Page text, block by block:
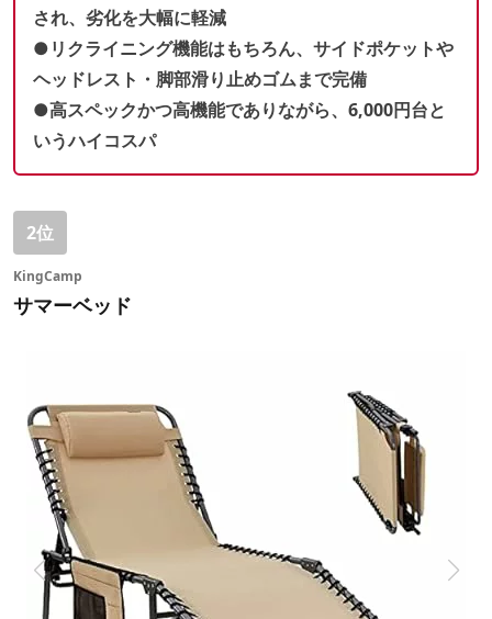
され、劣化を大幅に軽減
●リクライニング機能はもちろん、サイドポケットや
ヘッドレスト・脚部滑り止めゴムまで完備
●高スペックかつ高機能でありながら、6,000円台と
いうハイコスパ
2位
KingCamp
サマーベッド